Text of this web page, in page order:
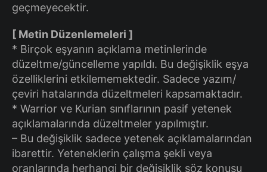
geçmeyecektir.
[ Metin Düzenlemeleri ]
* Birçok eşyanın açıklama metinlerinde
düzeltme/güncelleme yapıldı. Bu değişiklik eşya
özelliklerini etkilememektedir. Sadece yazım/
çeviri hatalarında düzeltmeleri kapsamaktadır.
* Warrior ve Kurian sınıflarının pasif yetenek
açıklamalarında düzeltmeler yapılmıştır.
– Bu değişiklik sadece yetenek açıklamalarından
ibarettir. Yeteneklerin çalışma şekli veya
oranlarında herhangi bir değişiklik söz konusu